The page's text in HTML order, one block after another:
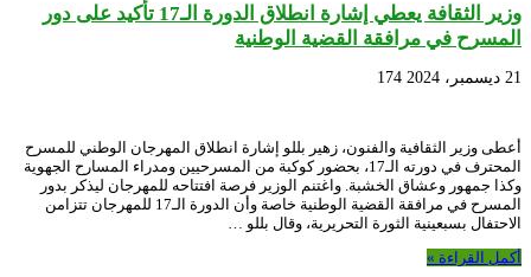
وزير الثقافة يعطي إشارة انطلاق الدورة الـ17 تأكيد على دور
المسرح في مرافقة القضية الوطنية
21 ديسمبر، 2024 174
أعطى وزير الثقافية والفنون، زهير بللو إشارة انطلاق المهرجان الوطني للمسرح
المحترف في دورته الـ17، بحضور كوكبة من المسرحيين ومدراء المسارح الجهوية
وكذا جمهور وعشاق الخشبة. واغتنم الوزير فرصة افتتاحه للمهرجان ليذكر بدور
المسرح في مرافقة القضية الوطنية خاصة وأن الدورة الـ17 للمهرجان تتزامن
الاحتفال بسبعينية الثورة التحريرية، وقال بللو …
أكمل القراءة »